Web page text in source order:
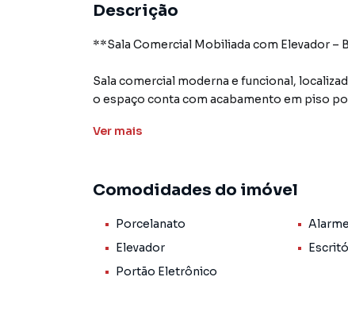
Descrição
**Sala Comercial Mobiliada com Elevador –
Sala comercial moderna e funcional,
o espaço conta com acabamento em piso
profissionais. Há também a possibilidade de
Localização estratégica, com fácil acesso
serviços e conveniências do bairro.
Ver mais
Comodidades do imóvel
Porcelanato Alarme
Elevador
Portão Eletrônico